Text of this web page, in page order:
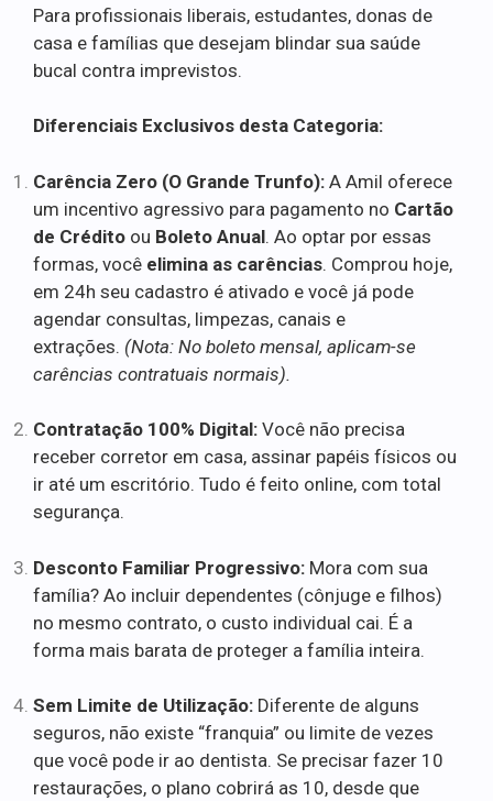
Para profissionais liberais, estudantes, donas de
casa e famílias que desejam blindar sua saúde
bucal contra imprevistos.
Diferenciais Exclusivos desta Categoria:
Carência Zero (O Grande Trunfo): A Amil oferece
um incentivo agressivo para pagamento no Cartão
de Crédito ou Boleto Anual. Ao optar por essas
formas, você elimina as carências. Comprou hoje,
em 24h seu cadastro é ativado e você já pode
agendar consultas, limpezas, canais e
extrações. (Nota: No boleto mensal, aplicam-se
carências contratuais normais).
Contratação 100% Digital: Você não precisa
receber corretor em casa, assinar papéis físicos ou
ir até um escritório. Tudo é feito online, com total
segurança.
Desconto Familiar Progressivo: Mora com sua
família? Ao incluir dependentes (cônjuge e filhos)
no mesmo contrato, o custo individual cai. É a
forma mais barata de proteger a família inteira.
Sem Limite de Utilização: Diferente de alguns
seguros, não existe “franquia” ou limite de vezes
que você pode ir ao dentista. Se precisar fazer 10
restaurações, o plano cobrirá as 10, desde que